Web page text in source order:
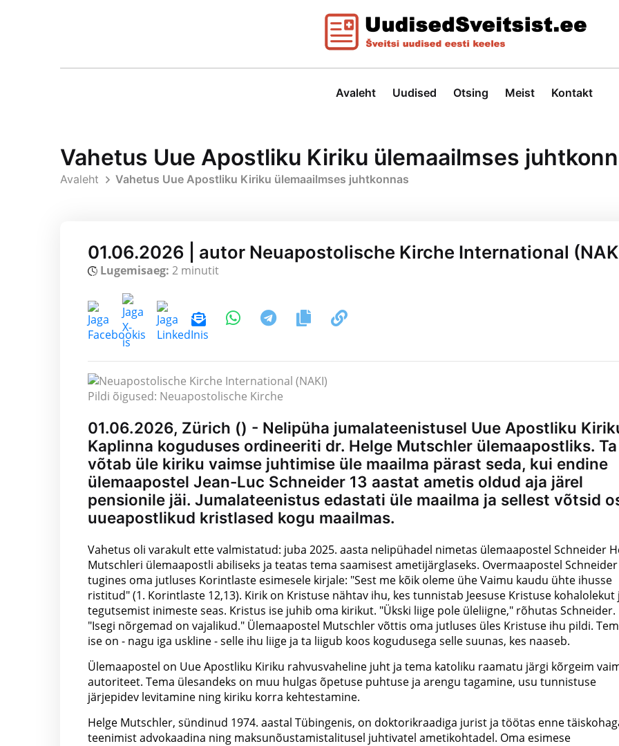
Avaleht Uudised Otsing Meist Kontakt
Vahetus Uue Apostliku Kiriku ülemaailmses
Avaleht Vahetus Uue Apostliku Kiriku ülemaailmses juhtkonnas
01.06.2026 | autor Neuapostolische Kirche International
Lugemisaeg: 2 minutit
Pildi õigused: Neuapostolische Kirche
01.06.2026, Zürich () - Nelipüha jumalateenistusel Uue Apostliku
Kaplinna koguduses ordineeriti dr. Helge Mutschler ülemaapostliks. Ta
võtab üle kiriku vaimse juhtimise üle maailma pärast seda, kui endine
ülemaapostel Jean-Luc Schneider 13 aastat ametis oldud aja järel
pensionile jäi. Jumalateenistus edastati üle maailma ja sellest võtsid
uueapostlikud kristlased kogu maailmas.
Vahetus oli varakult ette valmistatud: juba 2025. aasta nelipühadel nimetas ülemaapostel Schneider
Mutschleri ülemaapostli abiliseks ja teatas tema saamisest ametijärglaseks. Overmaapostel Schneider
tugines oma jutluses Korintlaste esimesele kirjale: "Sest me kõik oleme ühe Vaimu kaudu ühte ihusse
ristitud" (1. Korintlaste 12,13). Kirik on Kristuse nähtav ihu, kes tunnistab Jeesuse Kristuse kohalolekut
tegutsemist inimeste seas. Kristus ise juhib oma kirikut. "Ükski liige pole üleliigne," rõhutas Schneider.
"Isegi nõrgemad on vajalikud." Ülemaapostel Mutschler võttis oma jutluses üles Kristuse ihu pildi.
ise on - nagu iga uskline - selle ihu liige ja ta liigub koos kogudusega selle suunas, kes naaseb.
Ülemaapostel on Uue Apostliku Kiriku rahvusvaheline juht ja tema katoliku raamatu järgi kõrgeim
autoriteet. Tema ülesandeks on muu hulgas õpetuse puhtuse ja arengu tagamine, usu tunnistuse
järjepidev levitamine ning kiriku korra kehtestamine.
Helge Mutschler, sündinud 1974. aastal Tübingenis, on doktorikraadiga jurist ja töötas enne
teenimist advokaadina ning maksunõustamistalitusel juhtivatel ametikohtadel. Oma esimese